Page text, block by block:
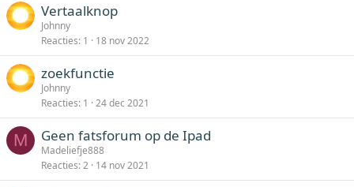
Vertaalknop
Johnny
Reacties 1 18 nov 2022
zoekfunctie
Johnny
Reacties 1 24 dec 2021
M Geen fatsforum op de Ipad
Madeliefje888
Reacties 2 14 nov 2021